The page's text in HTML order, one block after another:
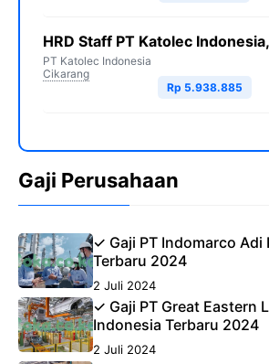
HRD Staff PT Katolec
PT Katolec Indonesia
Cikarang
Rp 5.938.885
Gaji Perusahaan
✓ Gaji PT Indomarco Adi
Terbaru 2024
2 Juli 2024
✓ Gaji PT Great Eastern
Indonesia Terbaru 2024
2 Juli 2024